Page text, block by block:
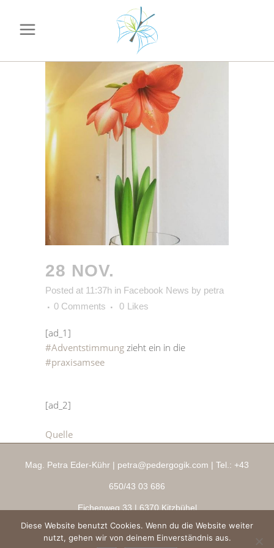
28 NOV.
Posted at 11:37h in Facebook News by petra
0 Comments
0 Likes
[ad_1]
#Adventstimmung zieht ein in die
#praxisamsee
[ad_2]
Quelle
Mag. Petra Eder-Kühr | petra@pedergogik.com | Tel.: +43
650/43 03 686
Eichenweg 33 | 6370 Kitzbühel
Impressum|AGBs|Datenschutz|Ringana Shop
Diese Website benutzt Cookies. Wenn du die Website weiter
nutzt, gehen wir von deinem Einverständnis aus.